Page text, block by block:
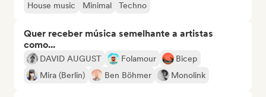
House music
Minimal Techno
Quer receber música semelhante a artistas
como...
DAVID AUGUST Folamour
Bicep
Mira (Berlin)
Ben Böhmer Monolink